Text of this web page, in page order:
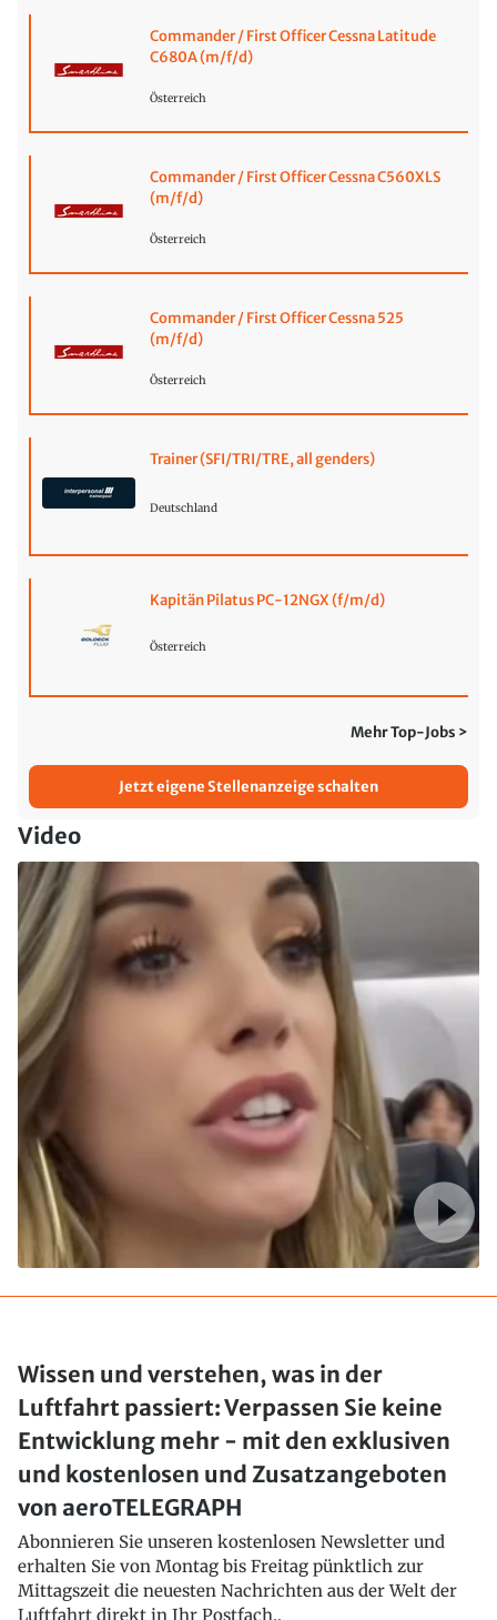
Commander / First Officer Cessna Latitude
C680A (m/f/d)
Österreich
Commander / First Officer Cessna C560XLS
(m/f/d)
Österreich
Commander / First Officer Cessna 525
(m/f/d)
Österreich
Trainer (SFI/TRI/TRE, all genders)
Deutschland
Kapitän Pilatus PC-12NGX (f/m/d)
Österreich
Mehr Top-Jobs >
Jetzt eigene Stellenanzeige schalten
Video
Wissen und verstehen, was in der
Luftfahrt passiert: Verpassen Sie keine
Entwicklung mehr - mit den exklusiven
und kostenlosen und Zusatzangeboten
von aeroTELEGRAPH
Abonnieren Sie unseren kostenlosen Newsletter und
erhalten Sie von Montag bis Freitag pünktlich zur
Mittagszeit die neuesten Nachrichten aus der Welt der
Luftfahrt direkt in Ihr Postfach..